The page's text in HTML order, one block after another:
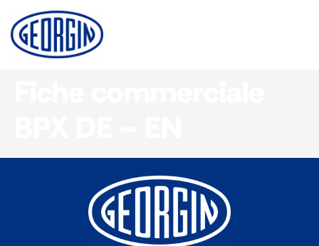
Panneau de gestion des cookies